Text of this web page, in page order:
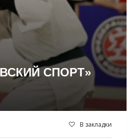
СПОРТ»
В закладки